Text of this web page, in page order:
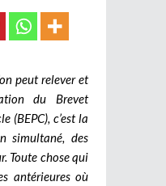
peut relever et
du Brevet
(BEPC), c’est la
simultané, des
Toute chose qui
antérieures où